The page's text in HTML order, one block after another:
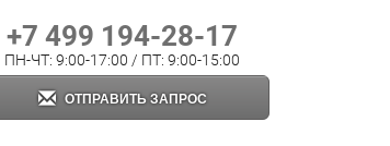
+7 499 194-28-17
ПН-ЧТ: 9:00-17:00 / ПТ: 9:00-15:00
ОТПРАВИТЬ ЗАПРОС